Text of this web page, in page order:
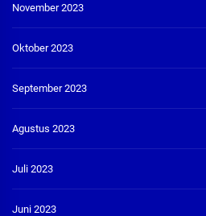
November 2023
Oktober 2023
September 2023
Agustus 2023
Juli 2023
Juni 2023